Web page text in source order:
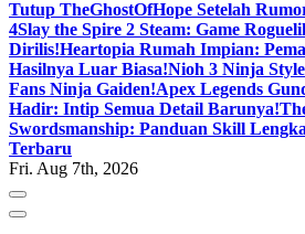
Tutup TheGhostOfHope Setelah
4Slay the Spire 2 Steam: Game
Dirilis!Heartopia Rumah Impian:
Hasilnya Luar Biasa!Nioh 3 Ninja
Fans Ninja Gaiden!Apex Legends
Hadir: Intip Semua Detail Barunya!
Swordsmanship: Panduan Skill
Terbaru
Fri. Aug 7th, 2026